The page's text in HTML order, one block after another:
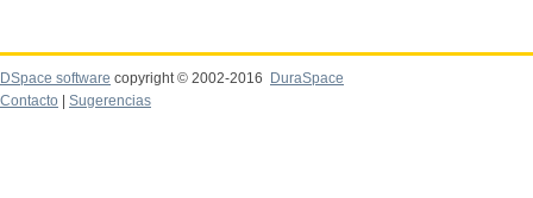
DSpace software copyright © 2002-2016
DuraSpace
Contacto
Sugerencias